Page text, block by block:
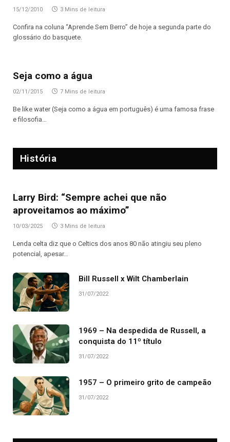
15/12/2010 3 Mins de leitura
Confira na coluna “Aprende Sem Berro” de hoje a segunda parte do
glossário do basquete.
Seja como a água
02/11/2015 7 Mins de leitura
Be like water (Seja como a água em português) é uma famosa frase
e filosofia…
História
Larry Bird: “Sempre achei que não
aproveitamos ao máximo”
10/03/2025 3 Mins de leitura
Lenda celta diz que o Celtics dos anos 80 não atingiu seu pleno
potencial, apesar…
Bill Russell x Wilt Chamberlain
31/07/2022
1969 – Na despedida de Russell, a
conquista do 11º título
31/07/2022
1957 – O primeiro grito de campeão
31/07/2022